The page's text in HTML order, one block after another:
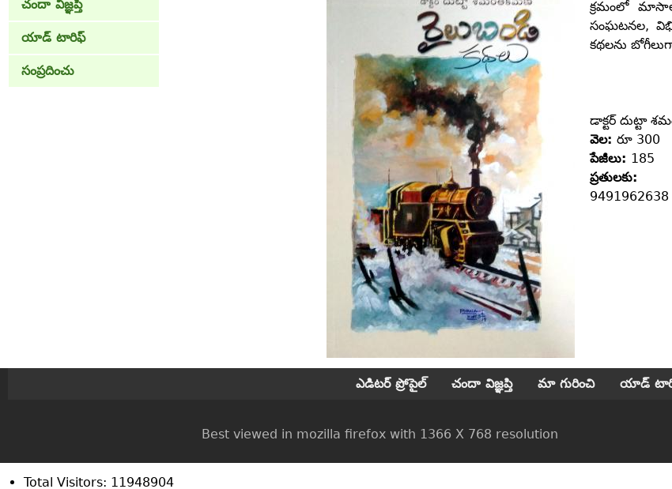
క్రమంలో
సంఘటనల,
కథలను
డాక్టర్‌ దుట్టా
వెల: రూ 300
పేజీలు: 185
ప్రతులకు:
9491962638
చందా విజ్ఞప్తి
యాడ్ టారిఫ్
సంప్రదించు
ఎడిటర్ ప్రోపైల్ చందా విజ్ఞప్తి మా గురించి యాడ్
Best viewed in mozilla firefox with 1366 X 768
Total Visitors: 11948904